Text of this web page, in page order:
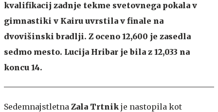
kvalifikacij zadnje tekme svetovnega pokala v
gimnastiki v Kairu uvrstila v finale na
dvovišinski bradlji. Z oceno 12,600 je zasedla
sedmo mesto. Lucija Hribar je bila z 12,033 na
koncu 14.
Sedemnajstletna Zala Trtnik je nastopila kot